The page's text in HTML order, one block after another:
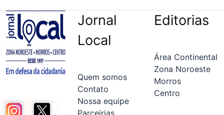
Jornal
Local
Quem somos
Contato
Nossa equipe
Parceirias
Editorias
Área Continental
Zona Noroeste
Morros
Centro